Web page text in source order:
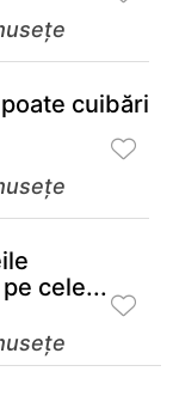
cuibări
cele...